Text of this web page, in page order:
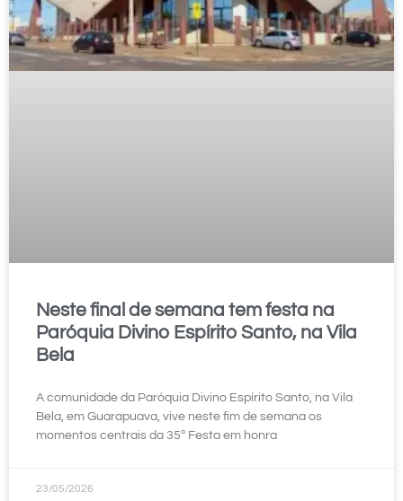
Neste final de semana tem festa na
Paróquia Divino Espírito Santo, na Vila
Bela
A comunidade da Paróquia Divino Espírito Santo, na Vila
Bela, em Guarapuava, vive neste fim de semana os
momentos centrais da 35ª Festa em honra
23/05/2026